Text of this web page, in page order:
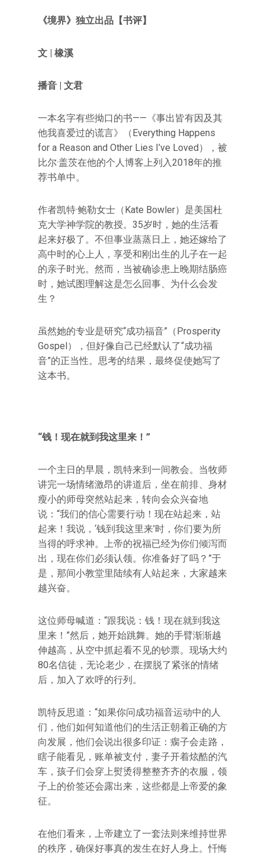
《境界》独立出品【书评】
文 | 橡溪
播音 | 文君
一本名字有些拗口的书——《事出皆有因及其
他我喜爱过的谎言》（Everything Happens
for a Reason and Other Lies I’ve Loved），被
比尔·盖茨在他的个人博客上列入2018年的推
荐书单中。
作者凯特·鲍勒女士（Kate Bowler）是美国杜
克大学神学院的教授。35岁时，她的生活看
起来好极了。不但事业蒸蒸日上，她还嫁给了
高中时的心上人，享受和刚出生的儿子在一起
的亲子时光。然而，当被确诊患上晚期结肠癌
时，她试图理解这是怎么回事、为什么会发
生？
虽然她的专业是研究“成功福音”（Prosperity
Gospel），但好像自己已经默认了“成功福
音”的正当性。思考的结果，最终促使她写了
这本书。
“钱！现在就到我这里来！”
一个主日的早晨，凯特来到一间教会。当牧师
讲完一场情绪激昂的讲道后，坐在前排、身材
瘦小的师母突然站起来，转向会众兴奋地
说：“我们的信心需要行动！现在站起来，站
起来！我说，‘钱到我这里来’时，你们要为所
当得的呼求神。上帝的祝福已经为你们倾泻而
出，现在你们必须认领。你准备好了吗？”于
是，那间小教堂里陆续有人站起来，大家越来
越兴奋。
这位师母喊道：“跟我说：钱！现在就到我这
里来！”然后，她开始跳舞。她的手臂渐渐越
伸越高，从空中抓起看不见的钞票。现场大约
80名信徒，无论老少，在摆脱了紧张的情绪
后，加入了欢呼的行列。
凯特反思道：“如果你问成功福音运动中的人
们，他们如何知道他们的生活正朝着正确的方
向发展，他们会说出很多印证：瘸子会走路，
瞎子能看见，账单被支付，妻子开着炫酷的汽
车，孩子们会穿上熨烫得整整齐齐的衣服，领
子上的价签还会露出来，这些都是上帝爱的象
征。
在他们看来，上帝建立了一套法则来维持世界
的秩序，确保好事真的发生在好人身上。忏悔